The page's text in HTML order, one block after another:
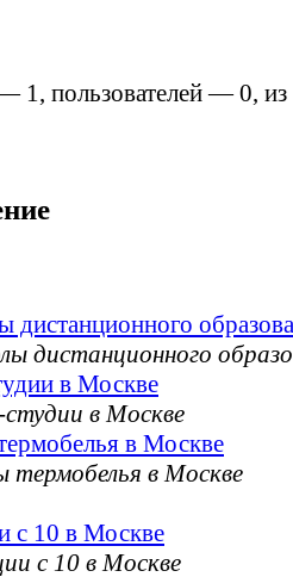
— 1, пользователей —0,
в Москве
в Москве
с 10 в Москве